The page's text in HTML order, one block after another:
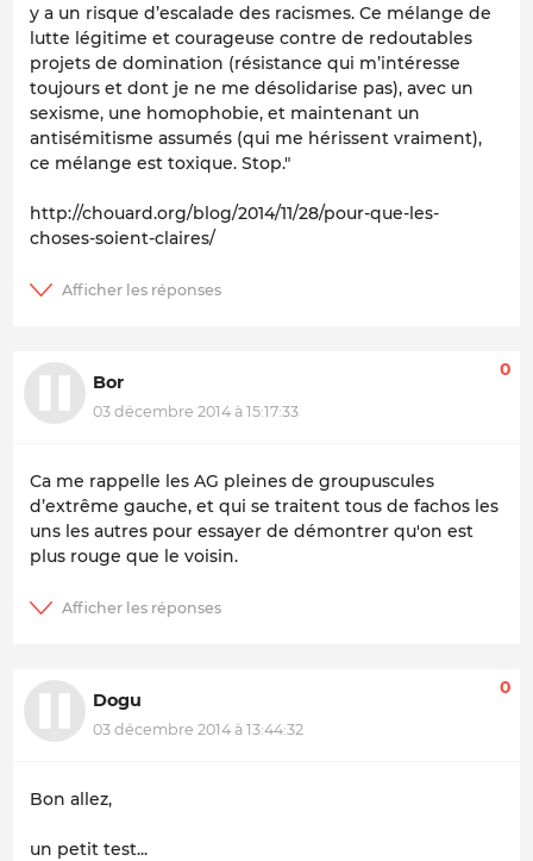
y a un risque d’escalade des racismes. Ce mélange de
lutte légitime et courageuse contre de redoutables
projets de domination (résistance qui m’intéresse
toujours et dont je ne me désolidarise pas), avec un
sexisme, une homophobie, et maintenant un
antisémitisme assumés (qui me hérissent vraiment),
ce mélange est toxique. Stop."
http://chouard.org/blog/2014/11/28/pour-que-les-
choses-soient-claires/
Bor
03 décembre 2014 à 15:17:33
0
Ca me rappelle les AG pleines de groupuscules
d’extrême gauche, et qui se traitent tous de fachos les
uns les autres pour essayer de démontrer qu'on est
plus rouge que le voisin.
Dogu
03 décembre 2014 à 13:44:32
0
Bon allez,
un petit test...